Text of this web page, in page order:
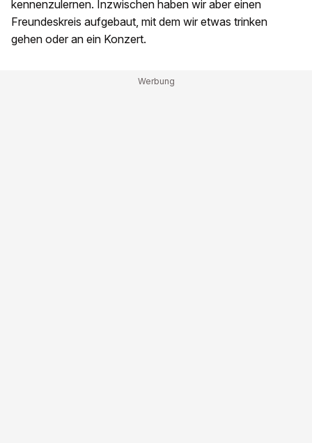
kennenzulernen. Inzwischen haben wir aber einen
Freundeskreis aufgebaut, mit dem wir etwas trinken
gehen oder an ein Konzert.